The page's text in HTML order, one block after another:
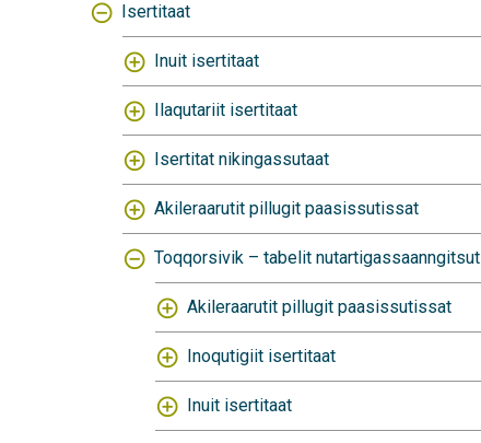
Isertitaat
Inuit isertitaat
Ilaqutariit isertitaat
Isertitat nikingassutaat
Akileraarutit pillugit paasissutissat
Toqqorsivik – tabelit nutartigassaanngitsut
Akileraarutit pillugit paasissutissat
Inoqutigiit isertitaat
Inuit isertitaat